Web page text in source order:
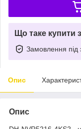
Що таке купити
Замовлення під
Опис
Опис